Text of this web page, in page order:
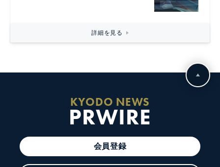
詳細を見る
KYODO NEWS
PRWIRE
会員登録